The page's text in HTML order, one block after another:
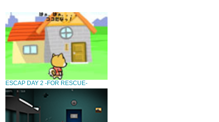
ESCAP DAY 2 -FOR RESCUE-